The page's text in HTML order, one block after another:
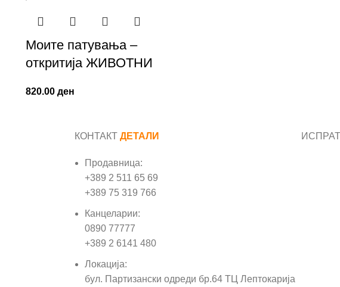
Моите патувања –
откритија ЖИВОТНИ
820.00 ден
КОНТАКТ ДЕТАЛИ
Продавница:
+389 2 511 65 69
+389 75 319 766
Канцеларии:
0890 77777
+389 2 6141 480
Локација:
бул. Партизански одреди бр.64 ТЦ Лептокарија